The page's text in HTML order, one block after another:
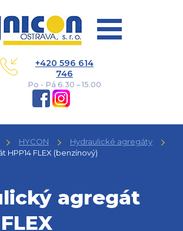
+420 596 614
746
Po - Pá 6.30 – 15.00
HYCON
Hydraulické agregáty
HPP14 FLEX (benzínový)
agregát